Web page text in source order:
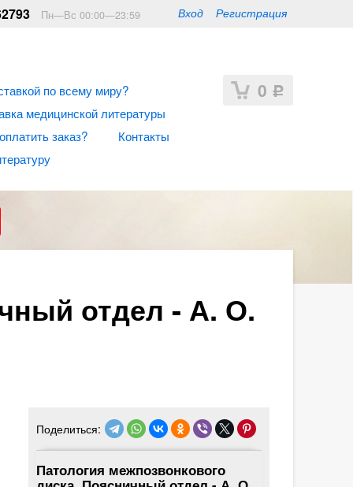
Вход Регистрация
Пн—Вс 00:00—23:59
0 Р
по всему миру?
медицинской литературы
заказ?
Контакты
отдел - А. О.
Поделиться:
Патология межпозвонкового